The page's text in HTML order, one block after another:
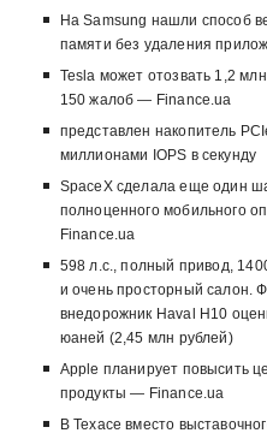
На Samsung нашли способ
памяти без удаления
Tesla может отозвать 1,2
150 жалоб — Finance.ua
представлен накопитель
миллионами IOPS в секунду
SpaceX сделала еще один
полноценного мобильного
Finance.ua
598 л.с., полный привод,
и очень просторный салон.
внедорожник Haval H10
юаней (2,45 млн рублей)
Apple планирует повысить
продукты — Finance.ua
В Техасе вместо